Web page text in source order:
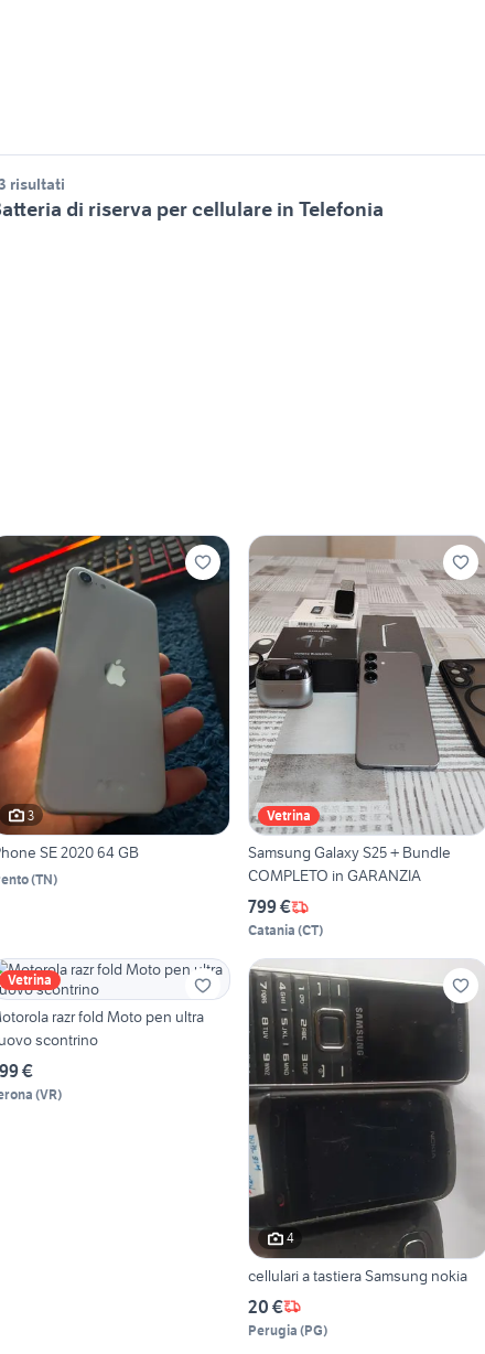
risultati
di riserva per cellulare in Telefonia
3
SE 2020 64 GB
(TN)
Vetrina
Samsung Galaxy S25 + Bundle
COMPLETO in GARANZIA
799 €
Catania (CT)
Vetrina
razr fold Moto pen ultra
scontrino
€
(VR)
4
cellulari a tastiera Samsung nokia
20 €
Perugia (PG)